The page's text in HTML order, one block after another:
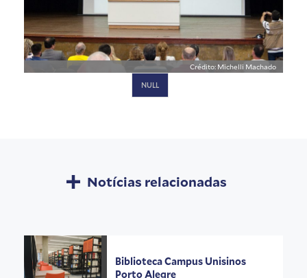
Crédito: Michelli Machado
NULL
Notícias relacionadas
Biblioteca Campus Unisinos
Porto Alegre